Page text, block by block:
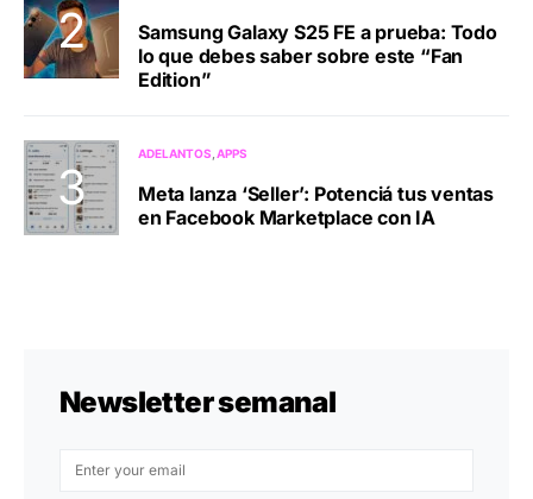
Samsung Galaxy S25 FE a prueba: Todo
lo que debes saber sobre este “Fan
Edition”
ADELANTOS APPS
Meta lanza ‘Seller’: Potenciá tus ventas
en Facebook Marketplace con IA
Newsletter semanal